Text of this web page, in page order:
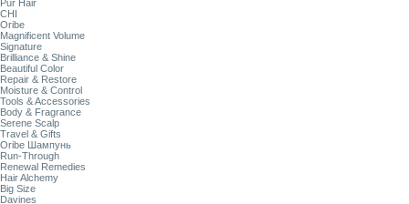
Pur Hair
CHI
Oribe
Magnificent Volume
Signature
Brilliance & Shine
Beautiful Color
Repair & Restore
Moisture & Control
Tools & Accessories
Body & Fragrance
Serene Scalp
Travel & Gifts
Oribe Шампунь
Run-Through
Renewal Remedies
Hair Alchemy
Big Size
Davines